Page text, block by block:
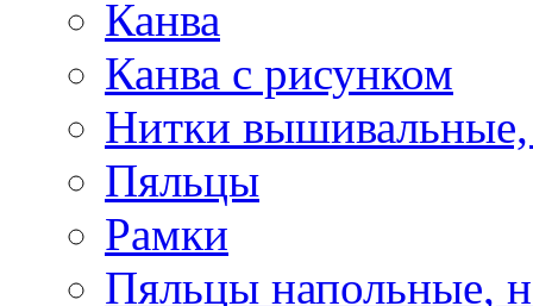
Канва
Канва с рисунком
Нитки
Пяльцы
Рамки
Пяльцы напольные,